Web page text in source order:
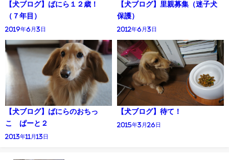
【犬ブログ】ばにら１２歳！
（７年目）
2019年6月3日
【犬ブログ】里親募集（迷子犬
保護）
2012年6月3日
【犬ブログ】ばにらのおちっ
こ ぱーと２
2013年11月13日
【犬ブログ】待て！
2015年3月26日